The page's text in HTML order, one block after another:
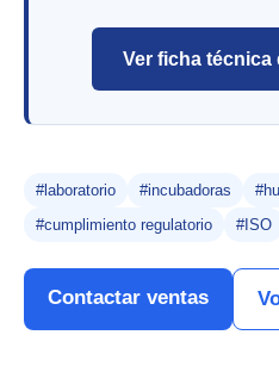
Ver ficha
#laboratorio #incubadoras
#cumplimiento regulatorio
#ISO
Contactar ventas